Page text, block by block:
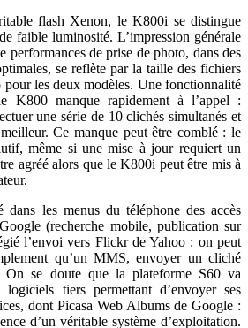
flash Xenon, le K800i se distingue
faible luminosité. L’impression générale
performances de prise de photo, dans des
se reflète par la taille des fichiers
les deux modèles. Une fonctionnalité
K800 manque rapidement à l’appel :
une série de 10 clichés simultanés et
Ce manque peut être comblé : le
même si une mise à jour requiert un
agréé alors que le K800i peut être mis à
dans les menus du téléphone des accès
(recherche mobile, publication sur
l’envoi vers Flickr de Yahoo : on peut
qu’un MMS, envoyer un cliché
On se doute que la plateforme S60 va
logiciels tiers permettant d’envoyer ses
dont Picasa Web Albums de Google :
d’un véritable système d’exploitation.